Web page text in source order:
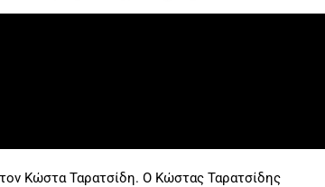
τον Κώστα Ταρατσίδη. Ο Κώστας Ταρατσίδης